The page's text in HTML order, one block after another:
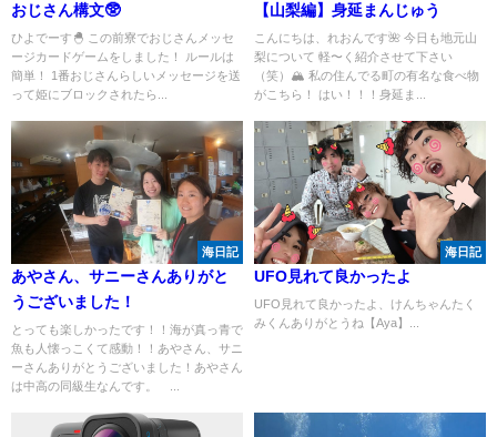
おじさん構文🥸
ひよでーす🐣 この前寮でおじさんメッセ
ージカードゲームをしました！ ルールは
簡単！ 1番おじさんらしいメッセージを送
って姫にブロックされたら...
【山梨編】身延まんじゅう
こんにちは、れおんです🌺 今日も地元山
梨について 軽〜く紹介させて下さい
（笑）🏔️ 私の住んでる町の有名な食べ物
がこちら！ はい！！！身延ま...
海日記
あやさん、サニーさんありがと
うございました！
とっても楽しかったです！！海が真っ青で
魚も人懐っこくて感動！！あやさん、サニ
ーさんありがとうございました！あやさん
は中高の同級生なんです。 ...
海日記
UFO見れて良かったよ
UFO見れて良かったよ、けんちゃんたく
みくんありがとうね【Aya】...